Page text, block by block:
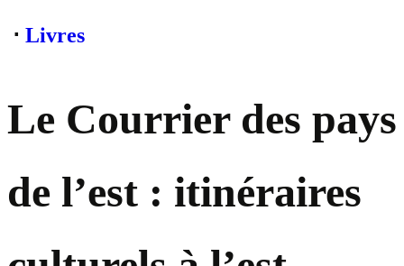
⋅ Livres
Le Courrier des pays
de l’est : itinéraires